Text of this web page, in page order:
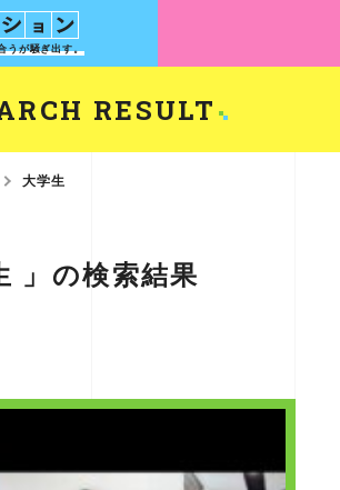
うが騒ぎ出す。
RESULT
大学生
」の検索結果